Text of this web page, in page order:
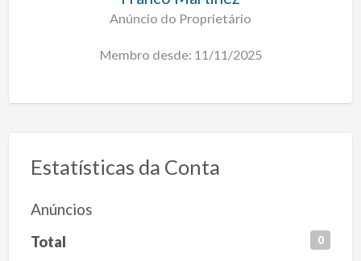
Anúncio do Proprietário
Membro desde: 11/11/2025
Estatísticas da Conta
Anúncios
Total 0